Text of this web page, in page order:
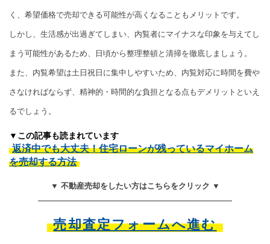
く、希望価格で売却できる可能性が高くなることもメリットです。
しかし、生活感が出過ぎてしまい、内覧者にマイナスな印象を与えてし
まう可能性があるため、日頃から整理整頓と清掃を徹底しましょう。
また、内覧希望は土日祝日に集中しやすいため、内覧対応に時間を費や
さなければならず、精神的・時間的な負担となる点もデメリットといえ
るでしょう。
▼この記事も読まれています
返済中でも大丈夫！住宅ローンが残っているマイホーム
を売却する方法
▼ 不動産売却をしたい方はこちらをクリック ▼
売却査定フォームへ進む